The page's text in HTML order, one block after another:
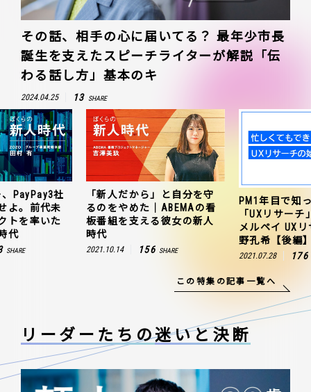
その話、相手の心に届いてる？ 最年少市長
誕生を支えたスピーチライターが解説「伝
わる話し方」基本のキ
2024.04.25 13 SHARE
PayPay3社
よ。前代未
トを率いた
代
SHARE
「新人だから」と自分を守
るのをやめた｜ABEMAの看
板番組を支える彼女の新人
時代
2021.10.14 156 SHARE
PM1年目で知
「UXリサー
メルペイ UX
野孔希【後編
2021.07.28 176
この特集の記事一覧へ
リーダーたちの迷いと決断